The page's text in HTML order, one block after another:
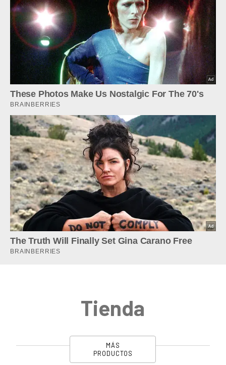
Tienda
MÁS
PRODUCTOS